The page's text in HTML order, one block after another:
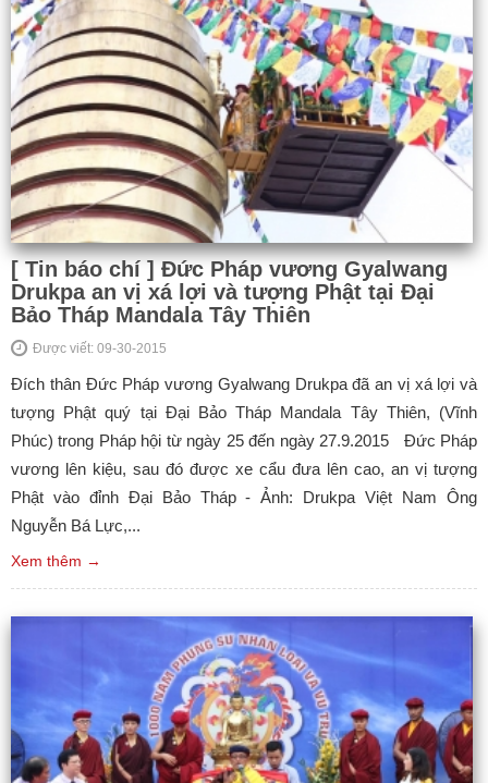
[ Tin báo chí ] Đức Pháp vương Gyalwang
Drukpa an vị xá lợi và tượng Phật tại Đại
Bảo Tháp Mandala Tây Thiên
Được viết: 09-30-2015
Đích thân Đức Pháp vương Gyalwang Drukpa đã an vị xá lợi và
tượng Phật quý tại Đại Bảo Tháp Mandala Tây Thiên, (Vĩnh
Phúc) trong Pháp hội từ ngày 25 đến ngày 27.9.2015 Đức Pháp
vương lên kiệu, sau đó được xe cẩu đưa lên cao, an vị tượng
Phật vào đỉnh Đại Bảo Tháp - Ảnh: Drukpa Việt Nam Ông
Nguyễn Bá Lực,...
Xem thêm →